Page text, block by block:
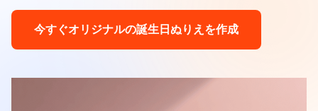
今すぐオリジナルの誕生日ぬりえを作成